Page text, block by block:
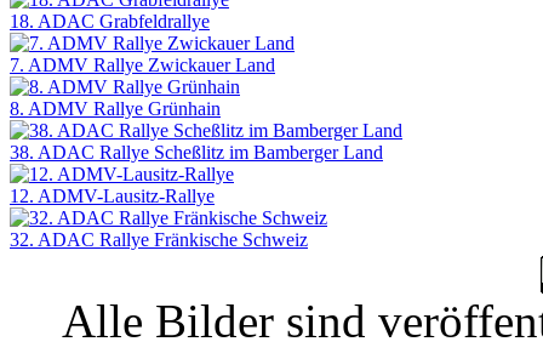
18. ADAC Grabfeldrallye
7. ADMV Rallye Zwickauer Land
8. ADMV Rallye Grünhain
38. ADAC Rallye Scheßlitz im Bamberger Land
12. ADMV-Lausitz-Rallye
32. ADAC Rallye Fränkische Schweiz
Alle Bilder sind